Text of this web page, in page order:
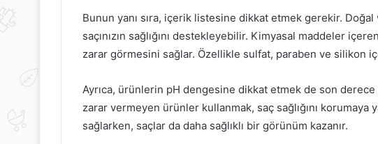
Bunun yanı sıra, içerik listesine dikkat etmek gerekir.
saçınızın sağlığını destekleyebilir. Kimyasal maddeler
zarar görmesini sağlar. Özellikle sulfat, paraben ve silikon
Ayrıca, ürünlerin pH dengesine dikkat etmek de son
zarar vermeyen ürünler kullanmak, saç sağlığını korumaya
sağlarken, saçlar da daha sağlıklı bir görünüm kazanır.
30 Nisan 2021
Yağ
Yakımını
Hızlandıran
Doğal
ve
6 Eylül 2024
Yağ Yakımını Hızlandıran